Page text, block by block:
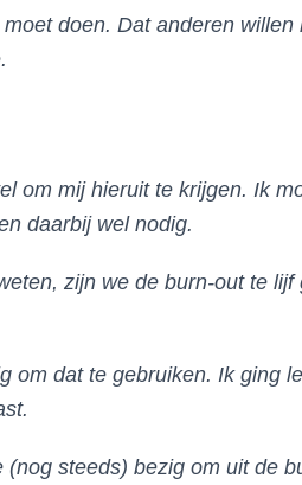
doen. Dat anderen willen
om mij hieruit te krijgen. Ik
daarbij wel nodig.
zijn we de burn-out te
dat te gebruiken. Ik ging
steeds) bezig om uit de